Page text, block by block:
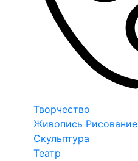
Творчество
Живопись Рисование
Скульптура
Театр